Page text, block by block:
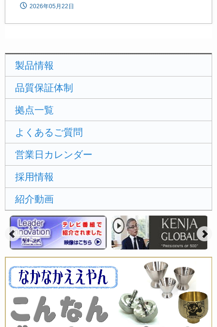
2026年05月22日
製品情報
品質保証体制
拠点一覧
よくあるご質問
営業日カレンダー
採用情報
紹介動画